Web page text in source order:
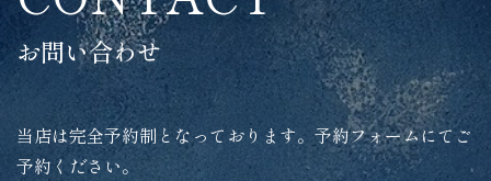
お問い合わせ
当店は完全予約制となっております。予約フォームにてご
予約ください。